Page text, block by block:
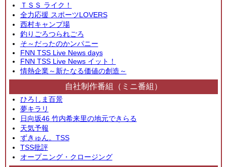
ＴＳＳ ライク！
全力応援 スポーツLOVERS
西村キャンプ場
釣りごろつられごろ
そ～だったのかンパニー
FNN TSS Live News days
FNN TSS Live News イット！
情熱企業～新たなる価値の創造～
自社制作番組（ミニ番組）
ひろしま百景
夢キラリ
日向坂46 竹内希来里の地元できらる
天気予報
ずきゅん。TSS
TSS批評
オープニング・クロージング